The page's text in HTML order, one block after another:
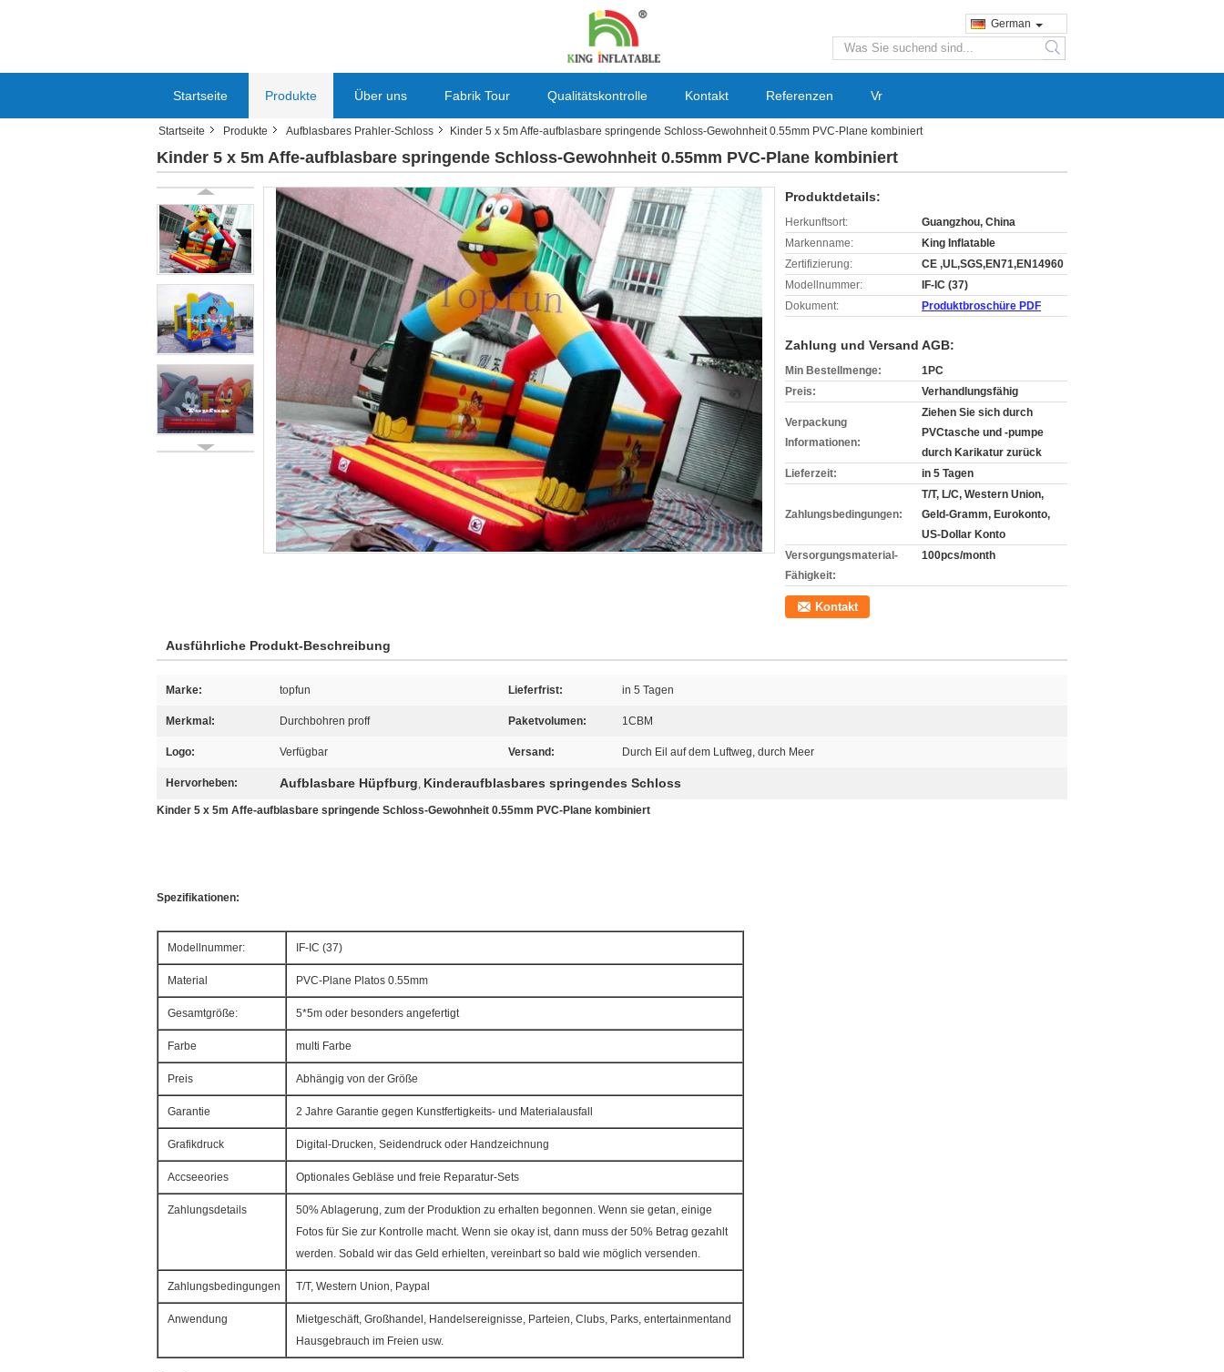
German
search
Startseite Produkte Über uns Fabrik Tour Qualitätskontrolle Kontakt Referenzen Vr
Startseite Produkte Aufblasbares Prahler-Schloss Kinder 5 x 5m Affe-aufblasbare springende Schloss-Gewohnheit 0.55mm PVC-Plane kombiniert
Kinder 5 x 5m Affe-aufblasbare springende Schloss-Gewohnheit 0.55mm PVC-Plane kombiniert
Produktdetails:
Herkunftsort:
Guangzhou, China
Markenname:
King Inflatable
Zertifizierung:
CE ,UL,SGS,EN71,EN14960
Modellnummer:
IF-IC (37)
Dokument:
Produktbroschüre PDF
Zahlung und Versand AGB:
Min Bestellmenge:
1PC
Preis:
Verhandlungsfähig
Verpackung
Informationen:
Ziehen Sie sich durch
PVCtasche und -pumpe
durch Karikatur zurück
Lieferzeit:
in 5 Tagen
Zahlungsbedingungen:
T/T, L/C, Western Union,
Geld-Gramm, Eurokonto,
US-Dollar Konto
Versorgungsmaterial-
Fähigkeit:
100pcs/month
Kontakt
Ausführliche Produkt-Beschreibung
Marke: topfun Lieferfrist: in 5 Tagen
Merkmal: Durchbohren proff Paketvolumen: 1CBM
Logo: Verfügbar Versand: Durch Eil auf dem Luftweg, durch Meer
Hervorheben: Aufblasbare Hüpfburg, Kinderaufblasbares springendes Schloss
Kinder 5 x 5m Affe-aufblasbare springende Schloss-Gewohnheit 0.55mm PVC-Plane kombiniert
Spezifikationen:
Modellnummer: IF-IC (37)
Material PVC-Plane Platos 0.55mm
Gesamtgröße: 5*5m oder besonders angefertigt
Farbe multi Farbe
Preis Abhängig von der Größe
Garantie 2 Jahre Garantie gegen Kunstfertigkeits- und Materialausfall
Grafikdruck Digital-Drucken, Seidendruck oder Handzeichnung
Accseeories Optionales Gebläse und freie Reparatur-Sets
Zahlungsdetails
50% Ablagerung, zum der Produktion zu erhalten begonnen. Wenn sie getan, einige
Fotos für Sie zur Kontrolle macht. Wenn sie okay ist, dann muss der 50% Betrag gezahlt
werden. Sobald wir das Geld erhielten, vereinbart so bald wie möglich versenden.
Zahlungsbedingungen T/T, Western Union, Paypal
Anwendung
Mietgeschäft, Großhandel, Handelsereignisse, Parteien, Clubs, Parks, entertainmentand
Hausgebrauch im Freien usw.